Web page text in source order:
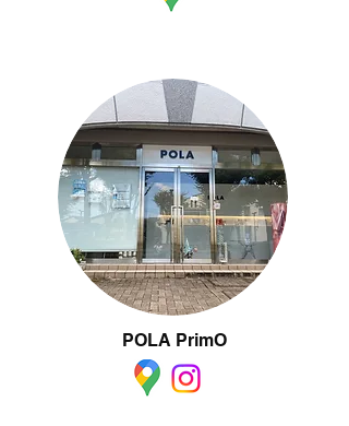
POLA PrimO